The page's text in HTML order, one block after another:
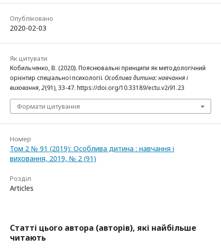
Опубліковано
2020-02-03
Як цитувати
Кобильченко, В. (2020). Пояснювальні принципи як методологічний
орієнтир спеціальної психології. Особлива дитина: навчання і
виховання,2(91), 33-47. https://doi.org/10.33189/ectu.v2i91.23
Формати цитування
Номер
Том 2 № 91 (2019): Особлива дитина : навчання і
виховання, 2019, № 2 (91)
Розділ
Articles
Статті цього автора (авторів), які найбільше
читають